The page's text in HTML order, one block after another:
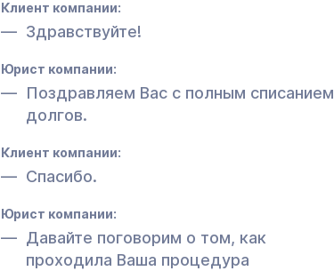
Клиент компании:
Здравствуйте!
Юрист компании:
Поздравляем Вас с полным списанием
долгов.
Клиент компании:
Спасибо.
Юрист компании:
Давайте поговорим о том, как
проходила Ваша процедура